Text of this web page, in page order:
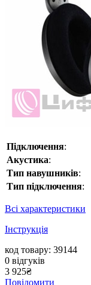
Підключення:
Акустика:
Тип навушників:
Тип підключення:
Всі характеристики
Інструкція
код товару: 39144
0 відгуків
3 925₴
Повідомити